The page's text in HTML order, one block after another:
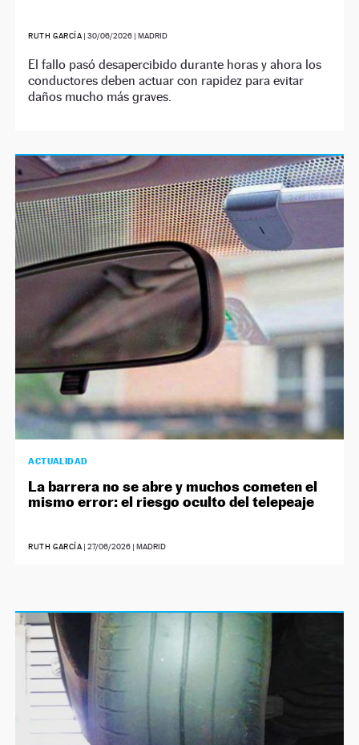
RUTH GARCÍA |30/06/2026 | MADRID
El fallo pasó desapercibido durante horas y ahora los
conductores deben actuar con rapidez para evitar
daños mucho más graves.
ACTUALIDAD
La barrera no se abre y muchos cometen el
mismo error: el riesgo oculto del telepeaje
RUTH GARCÍA |27/06/2026 | MADRID